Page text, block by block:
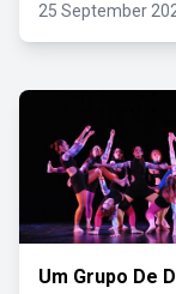
25 September
Um Grupo De